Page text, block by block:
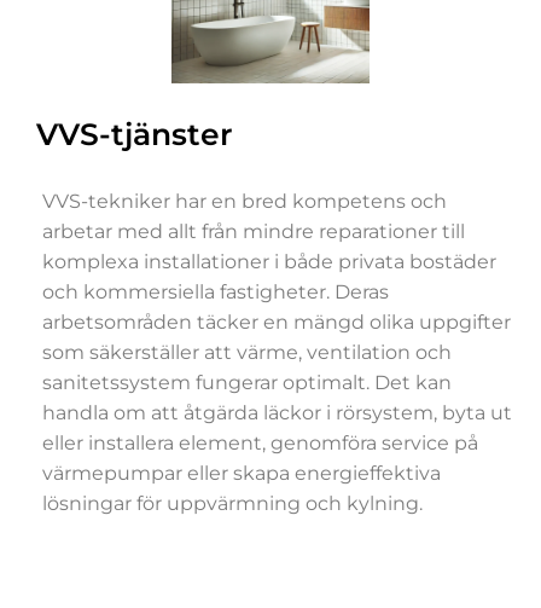
VVS-tjänster
VVS-tekniker har en bred kompetens och
arbetar med allt från mindre reparationer till
komplexa installationer i både privata bostäder
och kommersiella fastigheter. Deras
arbetsområden täcker en mängd olika uppgifter
som säkerställer att värme, ventilation och
sanitetssystem fungerar optimalt. Det kan
handla om att åtgärda läckor i rörsystem, byta ut
eller installera element, genomföra service på
värmepumpar eller skapa energieffektiva
lösningar för uppvärmning och kylning.